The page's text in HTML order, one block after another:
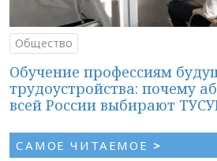
Общество
Обучение профессиям
трудоустройства: почему
всей России выбирают
САМОЕ ЧИТАЕМОЕ >